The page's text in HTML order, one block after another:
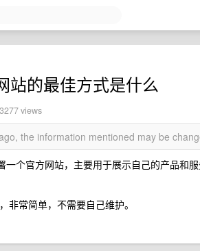
站的最佳方式是什么
3277 views
the information mentioned may be
一个官方网站，主要用于展示自己的产品和
非常简单，不需要自己维护。